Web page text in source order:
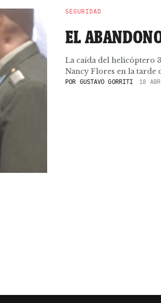
SEGURIDAD
EL
La caída del helicóptero
Nancy Flores en la tarde
POR GUSTAVO GORRITI 18